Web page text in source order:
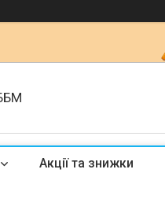
Акції та знижки